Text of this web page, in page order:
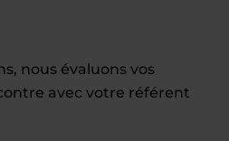
nous évaluons vos
avec votre référent